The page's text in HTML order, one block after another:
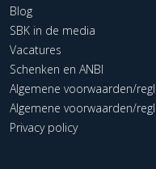
Blog
SBK in de media
Vacatures
Schenken en ANBI
Algemene voorwaarden/
Algemene voorwaarden/
Privacy policy